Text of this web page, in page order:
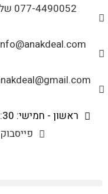
ראשון - חמישי: 9:30 - 20:00
פייסבוק